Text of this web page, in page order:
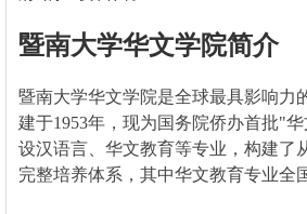
暨南大学华文学院简介
暨南大学华文学院是全球最具影响力
建于1953年，现为国务院侨办首批"
设汉语言、华文教育等专业，构建了
完整培养体系，其中华文教育专业全